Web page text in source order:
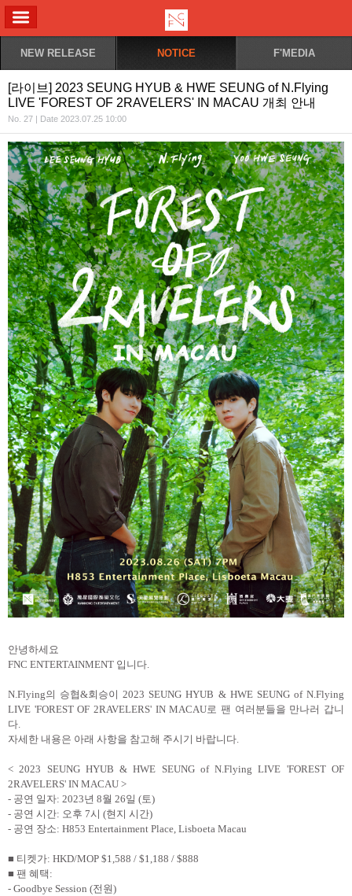
NEW RELEASE NOTICE F'MEDIA
[라이브] 2023 SEUNG HYUB & HWE SEUNG of N.Flying
LIVE 'FOREST OF 2RAVELERS' IN MACAU 개최 안내
No. 27 | Date 2023.07.25 10:00
안녕하세요
FNC ENTERTAINMENT 입니다.
N.Flying의 승협&회승이 2023 SEUNG HYUB & HWE SEUNG of N.Flying
LIVE 'FOREST OF 2RAVELERS' IN MACAU로 팬 여러분들을 만나러 갑니
다.
자세한 내용은 아래 사항을 참고해 주시기 바랍니다.
< 2023 SEUNG HYUB & HWE SEUNG of N.Flying LIVE 'FOREST OF
2RAVELERS' IN MACAU >
- 공연 일자: 2023년 8월 26일 (토)
- 공연 시간: 오후 7시 (현지 시간)
- 공연 장소: H853 Entertainment Place, Lisboeta Macau
■ 티켓가: HKD/MOP $1,588 / $1,188 / $888
■ 팬 혜택 :
- Goodbye Session (전원)